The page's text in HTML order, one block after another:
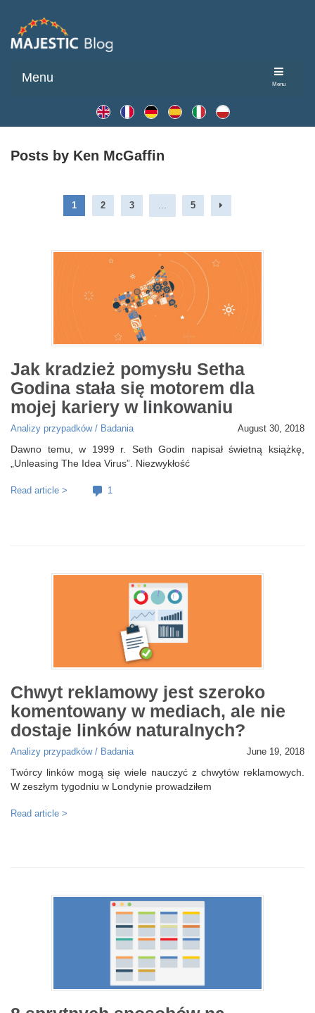
Menu
Menu
Posts by Ken McGaffin
1 2 3 5
Jak kradzież pomysłu Setha
Godina stała się motorem dla
mojej kariery w linkowaniu
Analizy przypadków / Badania August 30, 2018
Dawno temu, w 1999 r. Seth Godin napisał świetną książkę,
„Unleasing The Idea Virus”. Niezwykłość
Read article > 1
Chwyt reklamowy jest szeroko
komentowany w mediach, ale nie
dostaje linków naturalnych?
Analizy przypadków / Badania June 19, 2018
Twórcy linków mogą się wiele nauczyć z chwytów reklamowych.
W zeszłym tygodniu w Londynie prowadziłem
Read article >